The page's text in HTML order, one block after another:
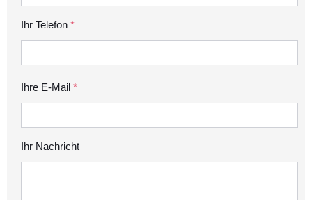
Ihr Telefon *
Ihre E-Mail *
Ihr Nachricht